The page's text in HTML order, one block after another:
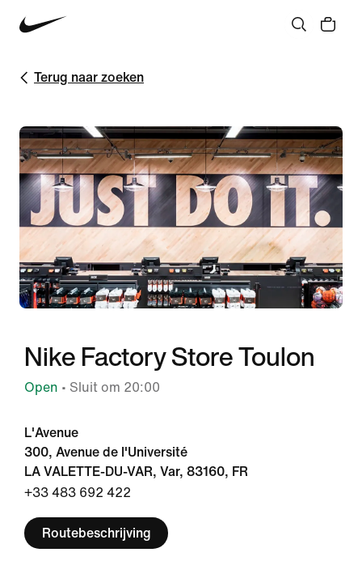
Terug naar zoeken
Nike Factory Store Toulon
Open • Sluit om 20:00
L'Avenue
300, Avenue de l'Université
LA VALETTE-DU-VAR, Var, 83160, FR
+33 483 692 422
Routebeschrijving